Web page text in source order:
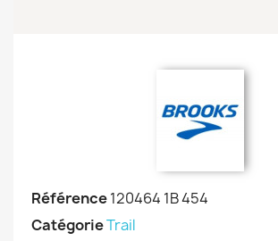
Référence120464 1B 454
CatégorieTrail